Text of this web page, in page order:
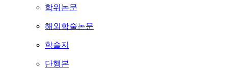
학위논문
해외학술논문
학술지
단행본